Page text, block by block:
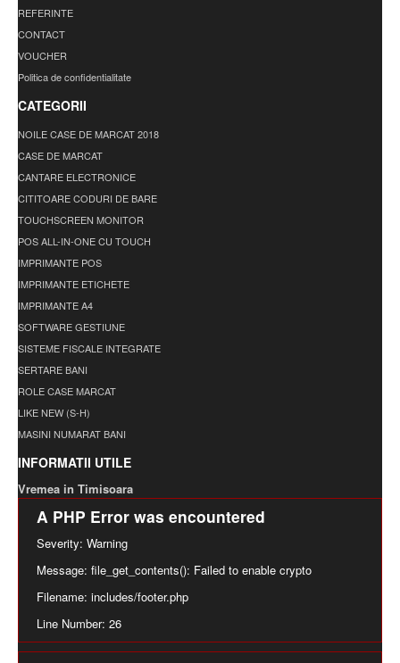
REFERINTE
CONTACT
VOUCHER
Politica de confidentialitate
CATEGORII
NOILE CASE DE MARCAT 2018
CASE DE MARCAT
CANTARE ELECTRONICE
CITITOARE CODURI DE BARE
TOUCHSCREEN MONITOR
POS ALL-IN-ONE CU TOUCH
IMPRIMANTE POS
IMPRIMANTE ETICHETE
IMPRIMANTE A4
SOFTWARE GESTIUNE
SISTEME FISCALE INTEGRATE
SERTARE BANI
ROLE CASE MARCAT
LIKE NEW (S-H)
MASINI NUMARAT BANI
INFORMATII UTILE
Vremea in Timisoara
A PHP Error was encountered
Severity: Warning
Message: file_get_contents(): Failed to enable crypto
Filename: includes/footer.php
Line Number: 26